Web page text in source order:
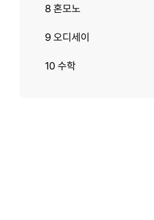
8 혼모노
9 오디세이
10 수학